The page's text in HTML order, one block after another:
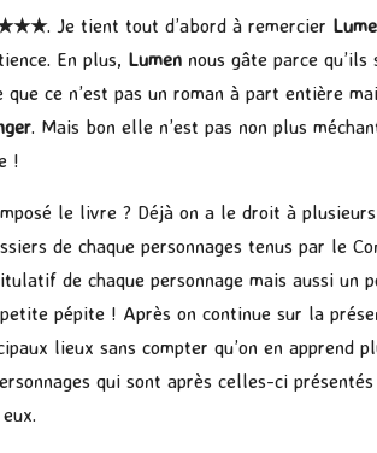
★★. Je tient tout d’abord à remercier
En plus, Lumen nous gâte parce
ce n’est pas un roman à part entière
. Mais bon elle n’est pas non plus
!
le livre ? Déjà on a le droit à
de chaque personnages tenus par le
de chaque personnage mais aussi
pépite ! Après on continue sur la
lieux sans compter qu’on en apprend
qui sont après celles-ci